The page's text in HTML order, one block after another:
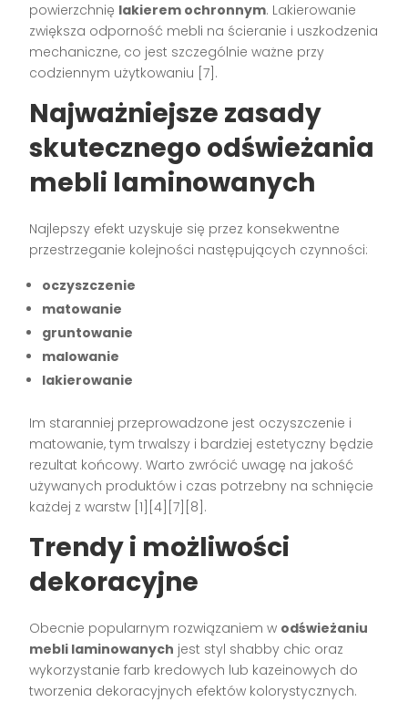
powierzchnię lakierem ochronnym. Lakierowanie
zwiększa odporność mebli na ścieranie i uszkodzenia
mechaniczne, co jest szczególnie ważne przy
codziennym użytkowaniu [7] .
Najważniejsze zasady
skutecznego odświeżania
mebli laminowanych
Najlepszy efekt uzyskuje się przez konsekwentne
przestrzeganie kolejności następujących czynności:
oczyszczenie
matowanie
gruntowanie
malowanie
lakierowanie
Im staranniej przeprowadzone jest oczyszczenie i
matowanie, tym trwalszy i bardziej estetyczny będzie
rezultat końcowy. Warto zwrócić uwagę na jakość
używanych produktów i czas potrzebny na schnięcie
każdej z warstw [1][4][7][8] .
Trendy i możliwości
dekoracyjne
Obecnie popularnym rozwiązaniem w odświeżaniu
mebli laminowanych jest styl shabby chic oraz
wykorzystanie farb kredowych lub kazeinowych do
tworzenia dekoracyjnych efektów kolorystycznych.